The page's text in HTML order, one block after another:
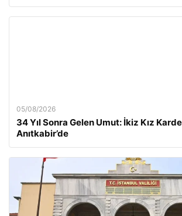
05/08/2026
34 Yıl Sonra Gelen Umut: İkiz Kız
Anıtkabir’de